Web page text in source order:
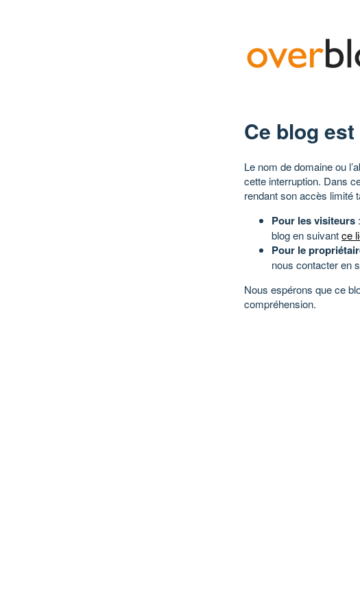
Ce blog
Le nom de domaine ou
cette interruption. Dans
rendant son accès limité
Pour les visiteurs
blog en suivantce
Pour le
nous contacter en
Nous espérons que ce
compréhension.